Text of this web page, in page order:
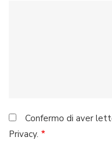
Confermo di aver
Privacy.